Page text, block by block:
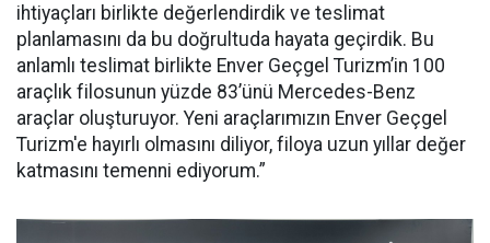
ihtiyaçları birlikte değerlendirdik ve teslimat
planlamasını da bu doğrultuda hayata geçirdik. Bu
anlamlı teslimat birlikte Enver Geçgel Turizm’in 100
araçlık filosunun yüzde 83’ünü Mercedes-Benz
araçlar oluşturuyor. Yeni araçlarımızın Enver Geçgel
Turizm'e hayırlı olmasını diliyor, filoya uzun yıllar değer
katmasını temenni ediyorum.”